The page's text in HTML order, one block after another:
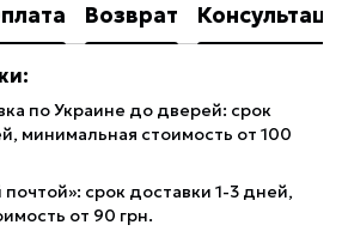
Возврат
по Украине до дверей: срок
минимальная стоимость от 100
срок доставки 1-3 дней,
от 90 грн.